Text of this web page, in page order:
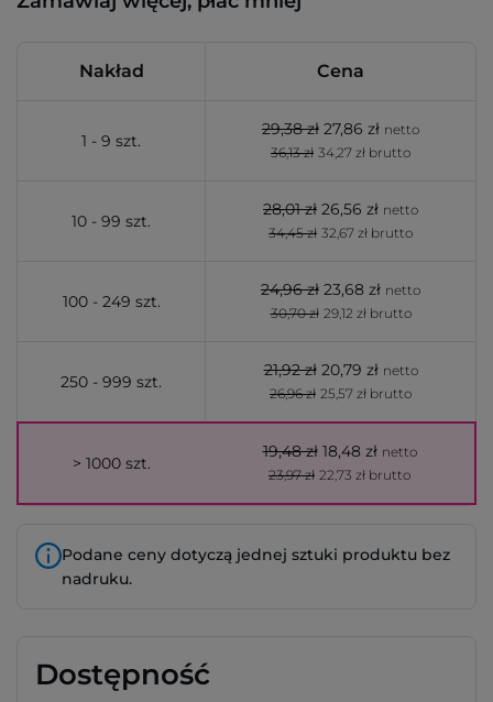
Nakład Cena
1 - 9 szt.
29,38 zł 27,86 zł netto
36,13 zł 34,27 zł brutto
10 - 99 szt.
28,01 zł 26,56 zł netto
34,45 zł 32,67 zł brutto
100 - 249 szt.
24,96 zł 23,68 zł netto
30,70 zł 29,12 zł brutto
250 - 999 szt.
21,92 zł 20,79 zł netto
26,96 zł 25,57 zł brutto
> 1000 szt.
19,48 zł 18,48 zł netto
23,97 zł 22,73 zł brutto
Podane ceny dotyczą jednej sztuki produktu bez
nadruku.
Dostępność